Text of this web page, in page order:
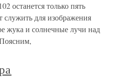
останется только пять
служить для изображения
жука и солнечные лучи над